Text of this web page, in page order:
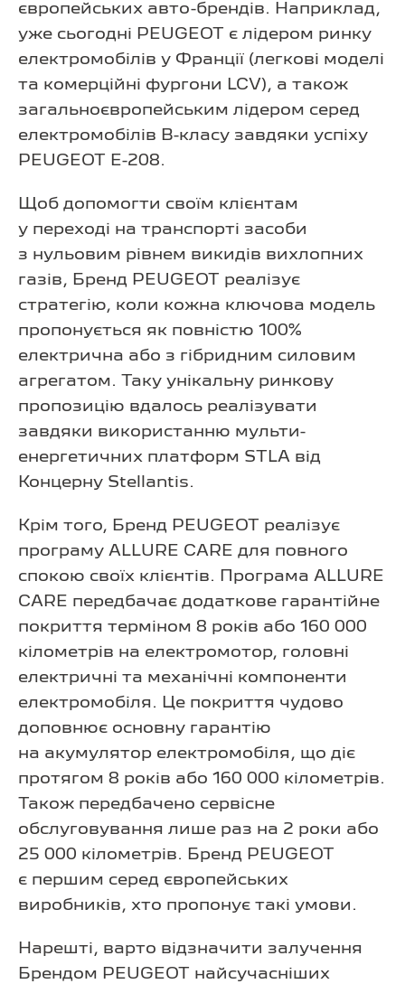
європейських авто-брендів. Наприклад,
уже сьогодні PEUGEOT є лідером ринку
електромобілів у Франції (легкові моделі
та комерційні фургони LCV), а також
загальноєвропейським лідером серед
електромобілів В-класу завдяки успіху
PEUGEOT E-208.
Щоб допомогти своїм клієнтам
у переході на транспорті засоби
з нульовим рівнем викидів вихлопних
газів, Бренд PEUGEOT реалізує
стратегію, коли кожна ключова модель
пропонується як повністю 100%
електрична або з гібридним силовим
агрегатом. Таку унікальну ринкову
пропозицію вдалось реалізувати
завдяки використанню мульти-
енергетичних платформ STLA від
Концерну Stellantis.
Крім того, Бренд PEUGEOT реалізує
програму ALLURE CARE для повного
спокою своїх клієнтів. Програма ALLURE
CARE передбачає додаткове гарантійне
покриття терміном 8 років або 160 000
кілометрів на електромотор, головні
електричні та механічні компоненти
електромобіля. Це покриття чудово
доповнює основну гарантію
на акумулятор електромобіля, що діє
протягом 8 років або 160 000 кілометрів.
Також передбачено сервісне
обслуговування лише раз на 2 роки або
25 000 кілометрів. Бренд PEUGEOT
є першим серед європейських
виробників, хто пропонує такі умови.
Нарешті, варто відзначити залучення
Брендом PEUGEOT найсучасніших